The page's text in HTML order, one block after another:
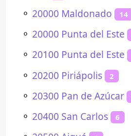
⚬ 20000 Maldonado 14
⚬ 20000 Punta del Este
⚬ 20100 Punta del Este
⚬ 20200 Piriápolis 2
⚬ 20300 Pan de Azúcar
⚬ 20400 San Carlos 6